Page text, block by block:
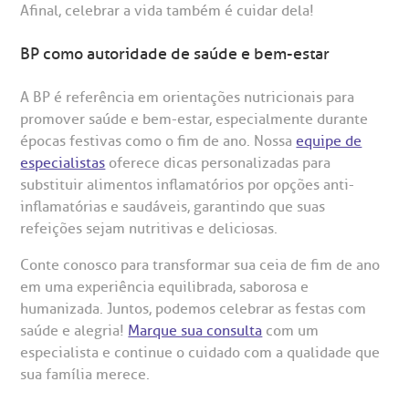
Afinal, celebrar a vida também é cuidar dela!
BP como autoridade de saúde e bem-estar
A BP é referência em orientações nutricionais para
promover saúde e bem-estar, especialmente durante
épocas festivas como o fim de ano. Nossaequipe de
especialistas oferece dicas personalizadas para
substituir alimentos inflamatórios por opções anti-
inflamatórias e saudáveis, garantindo que suas
refeições sejam nutritivas e deliciosas.
Conte conosco para transformar sua ceia de fim de ano
em uma experiência equilibrada, saborosa e
humanizada. Juntos, podemos celebrar as festas com
saúde e alegria! Marque sua consulta com um
especialista e continue o cuidado com a qualidade que
sua família merece.